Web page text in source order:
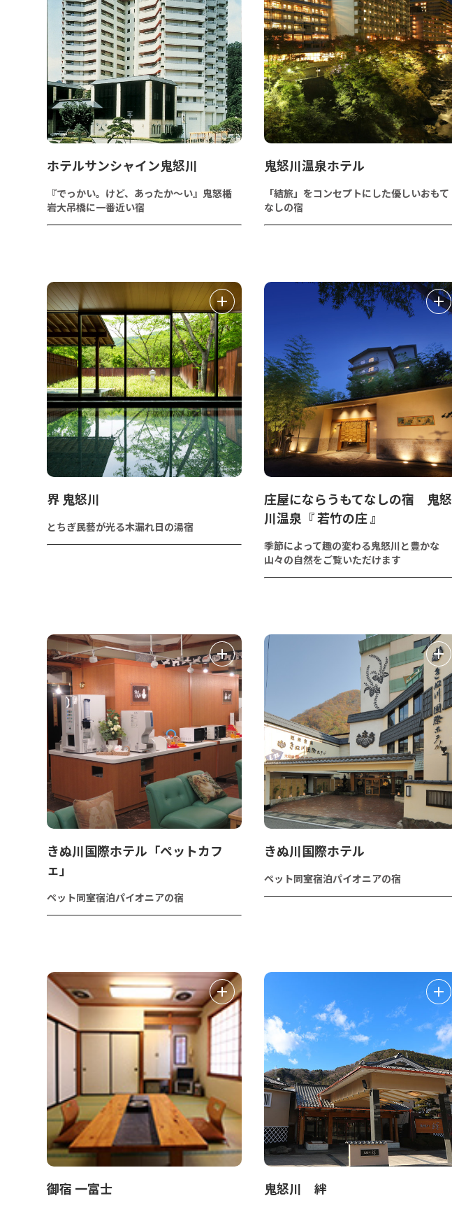
ホテルサンシャイン鬼怒川
『でっかい。けど、あったか～い』鬼怒楯
岩大吊橋に一番近い宿
鬼怒川温泉ホテル
「結旅」をコンセプトにした優しいおもて
なしの宿
界 鬼怒川
とちぎ民藝が光る木漏れ日の湯宿
庄屋にならうもてなしの宿 鬼怒
川温泉『 若竹の庄 』
季節によって趣の変わる鬼怒川と豊かな
山々の自然をご覧いただけます
きぬ川国際ホテル「ペットカフ
ェ」
ペット同室宿泊パイオニアの宿
きぬ川国際ホテル
ペット同室宿泊パイオニアの宿
御宿 一富士 鬼怒川 絆